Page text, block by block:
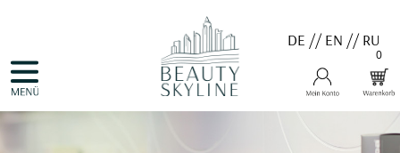
DE //EN //RU
0
NAVIGATION